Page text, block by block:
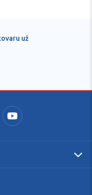
Pre každú položku